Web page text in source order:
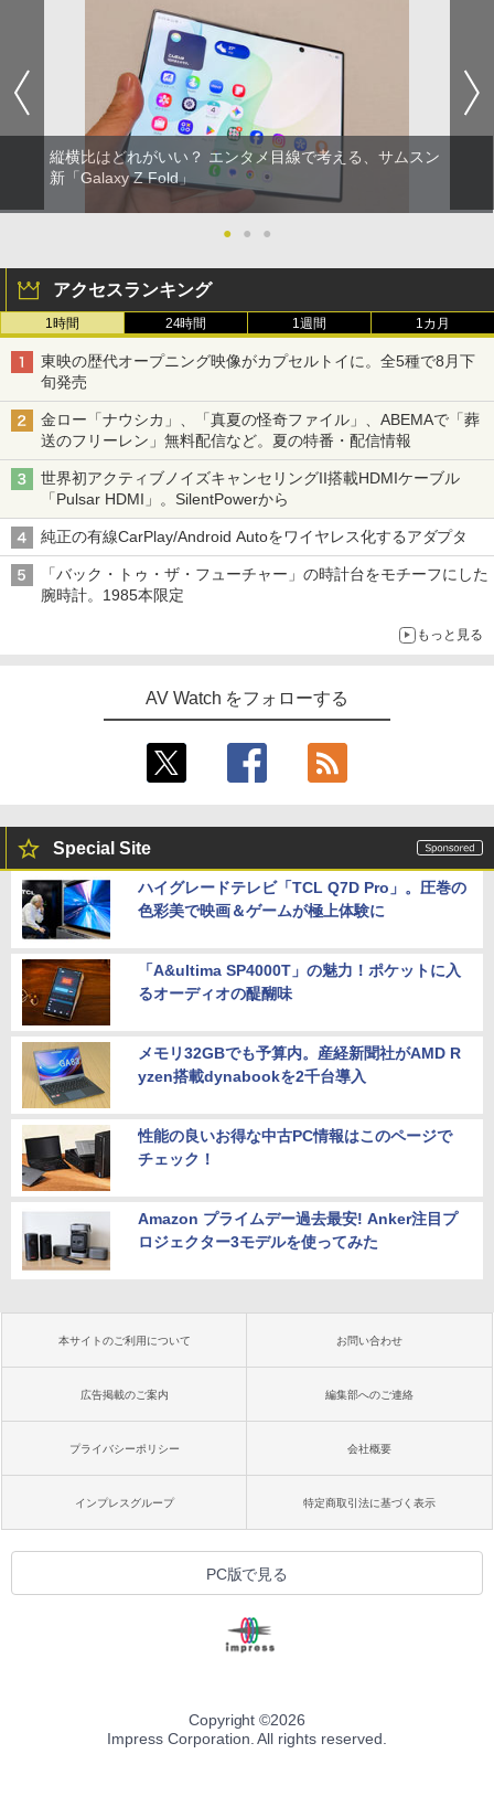
縦横比はどれがいい？ エンタメ目線で考える、サムスン
新「Galaxy Z Fold」
● ● ●
アクセスランキング
1時間 24時間 1週間 1カ月
東映の歴代オープニング映像がカプセルトイに。全5種で8月下
旬発売
金ロー「ナウシカ」、「真夏の怪奇ファイル」、ABEMAで「葬
送のフリーレン」無料配信など。夏の特番・配信情報
世界初アクティブノイズキャンセリングII搭載HDMIケーブル
「Pulsar HDMI」。SilentPowerから
純正の有線CarPlay/Android Autoをワイヤレス化するアダプタ
「バック・トゥ・ザ・フューチャー」の時計台をモチーフにした
腕時計。1985本限定
もっと見る
AV Watch をフォローする
Special Site
ハイグレードテレビ「TCL Q7D Pro」。圧巻の
色彩美で映画＆ゲームが極上体験に
「A&ultima SP4000T」の魅力！ポケットに入
るオーディオの醍醐味
メモリ32GBでも予算内。産経新聞社がAMD R
yzen搭載dynabookを2千台導入
性能の良いお得な中古PC情報はこのページで
チェック！
Amazon プライムデー過去最安! Anker注目プ
ロジェクター3モデルを使ってみた
本サイトのご利用について お問い合わせ
広告掲載のご案内 編集部へのご連絡
プライバシーポリシー 会社概要
インプレスグループ 特定商取引法に基づく表示
PC版で見る
Copyright ©2026
Impress Corporation. All rights reserved.